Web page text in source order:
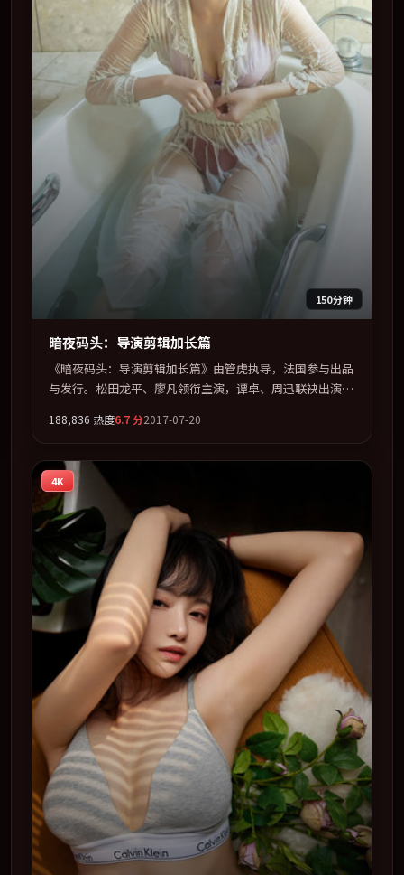
150分钟
暗夜码头：导演剪辑加长篇
《暗夜码头：导演剪辑加长篇》由管虎执导，法国参与出品
与发行。松田龙平、廖凡领衔主演，谭卓、周迅联袂出演。
型为骨架，在叙事、表演与视听上力求统一。定于 2017-
口碑稳健，适合喜欢强情节与人物弧光的观众完整观看。
188,836 热度6.7分2017-07-20
4K